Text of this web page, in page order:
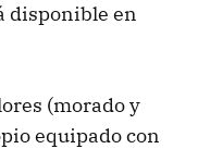
disponible en
(morado y
equipado con